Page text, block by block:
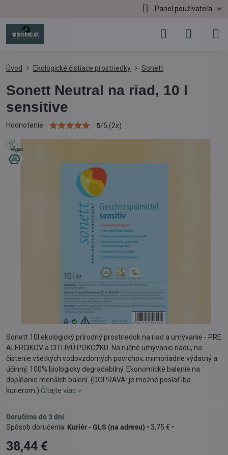
Panel používateľa
Úvod Ekologické čistiace prostriedky Sonett
Sonett Neutral na riad, 10 l
sensitive
Hodnotenie 5/5 (2x)
Sonett 10l ekologický prírodný prostriedok na riad a umývanie - PRE
ALERGIKOV a CITLIVÚ POKOŽKU. Na ručné umývanie riadu, na
čistenie všetkých vodovzdorných povrchov, mimoriadne výdatný a
účinný, 100% biologicky degradabilný. Ekonomické balenie na
dopĺňanie menších balení. (DOPRAVA: je možné poslať iba
kurierom.) Čítajte viac
Doručíme do 3 dní
Kuriér - GLS (na adresu) • 3,75 € •
38,44 €